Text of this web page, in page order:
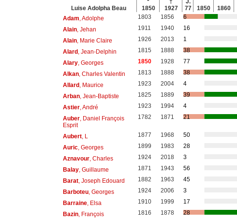
Luise Adolpha Beau
*
1850
†
1927
J.
77
1850 1860
Adam , Adolphe 1803 1856
6
Alain, Jehan 1911 1940
16
Alain, Marie Claire 1926 2013
1
Alard, Jean-Delphin 1815 1888
38
Alary, Georges 1850 1928
77
Alkan, Charles Valentin 1813 1888
38
Allard, Maurice 1923 2004
4
Arban, Jean-Baptiste 1825 1889
39
Astier, André 1923 1994
4
Auber, Daniel François
Esprit
1782 1871 21
Aubert, L 1877 1968
50
Auric, Georges 1899 1983
28
Aznavour, Charles 1924 2018
3
Balay, Guillaume 1871 1943
56
Barat, Joseph Edouard 1882 1963
45
Barboteu, Georges 1924 2006
3
Barraine, Elsa 1910 1999
17
Bazin, François 1816 1878
28